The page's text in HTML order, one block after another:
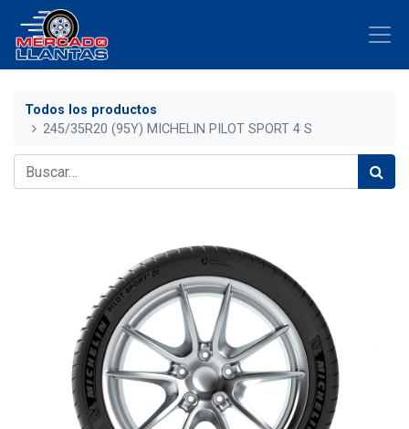
Todos los productos
245/35R20 (95Y) MICHELIN PILOT SPORT 4 S